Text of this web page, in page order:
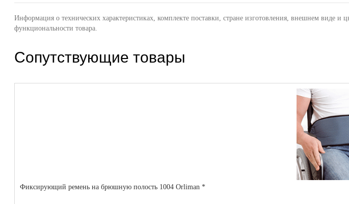
Информация о технических характеристиках, комплекте поставки, стране изготовления, внешнем виде
функциональности товара.
Сопутствующие товары
Фиксирующий ремень на брюшную полость 1004 Orliman *